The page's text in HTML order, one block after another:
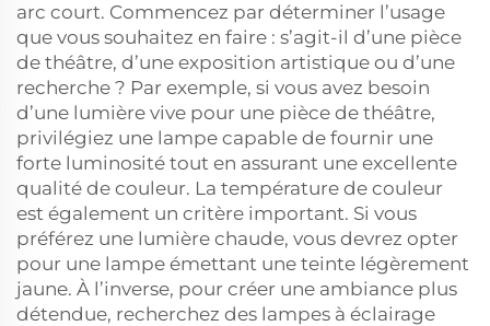
arc court. Commencez par déterminer l’usage
que vous souhaitez en faire : s’agit-il d’une pièce
de théâtre, d’une exposition artistique ou d’une
recherche ? Par exemple, si vous avez besoin
d’une lumière vive pour une pièce de théâtre,
privilégiez une lampe capable de fournir une
forte luminosité tout en assurant une excellente
qualité de couleur. La température de couleur
est également un critère important. Si vous
préférez une lumière chaude, vous devrez opter
pour une lampe émettant une teinte légèrement
jaune. À l’inverse, pour créer une ambiance plus
détendue, recherchez des lampes à éclairage